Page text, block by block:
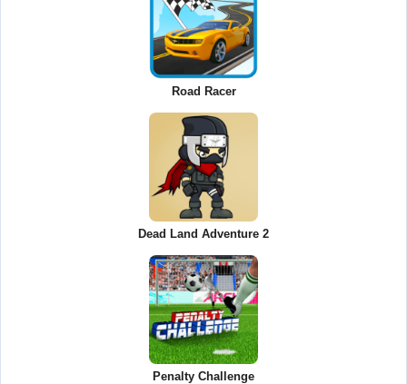
Road Racer
Dead Land Adventure 2
Penalty Challenge